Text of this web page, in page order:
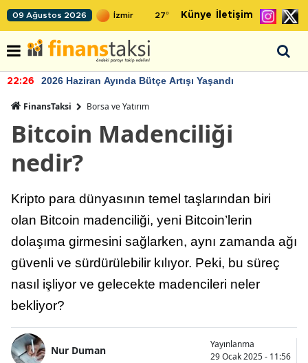
09 Ağustos 2026 27° Künye İletişim
22:26 2026 Haziran Ayında Bütçe Artışı Yaşandı
FinansTaksi Borsa ve Yatırım
Bitcoin Madenciliği
nedir?
Kripto para dünyasının temel taşlarından biri
olan Bitcoin madenciliği, yeni Bitcoin’lerin
dolaşıma girmesini sağlarken, aynı zamanda ağı
güvenli ve sürdürülebilir kılıyor. Peki, bu süreç
nasıl işliyor ve gelecekte madencileri neler
bekliyor?
Nur Duman
Yayınlanma
29 Ocak 2025 - 11:56